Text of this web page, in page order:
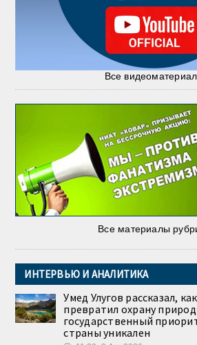
Все
Все материалы
ИНТЕРВЬЮ И АНАЛИТИКА
Умед Улугов рассказал,
превратил охрану
государственный
страны уникален